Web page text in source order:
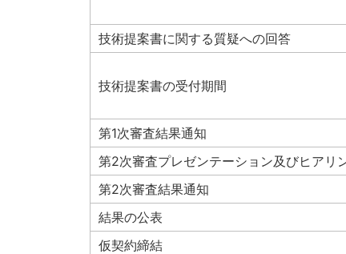
技術提案書に関する質疑への回答
技術提案書の受付期間
第1次審査結果通知
第2次審査プレゼンテーション及びヒアリ
第2次審査結果通知
結果の公表
仮契約締結